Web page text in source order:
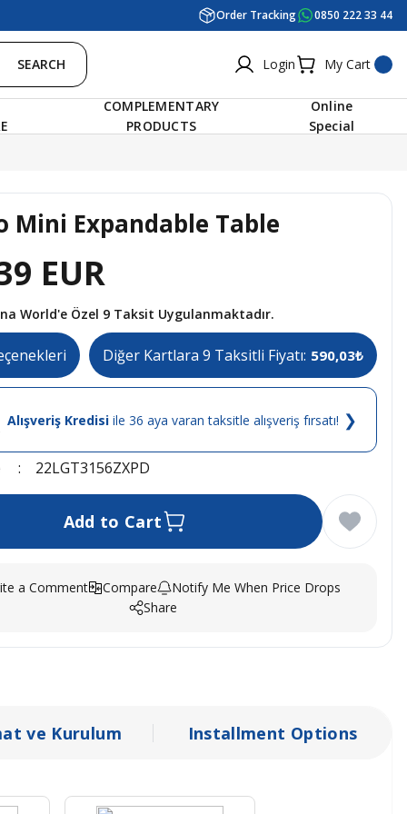
Order Tracking 0850 222 33 44
SEARCH Login My Cart
COMPLEMENTARY
PRODUCTS
Online
Special
Mini Expandable Table
EUR
World'e Özel 9 Taksit Uygulanmaktadır.
Diğer Kartlara 9 Taksitli Fiyatı: 590,03₺
Alışveriş Kredisi ile 36 aya varan taksitle alışveriş fırsatı! ❯
22LGT3156ZXPD
Add to Cart
a Comment Compare
Notify Me When Price Drops
Share
ve Kurulum Installment Options